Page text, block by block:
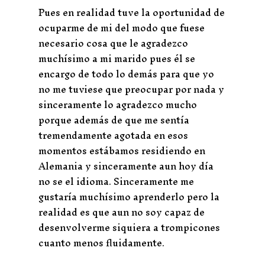
Pues en realidad tuve la oportunidad de
ocuparme de mi del modo que fuese
necesario cosa que le agradezco
muchísimo a mi marido pues él se
encargo de todo lo demás para que yo
no me tuviese que preocupar por nada y
sinceramente lo agradezco mucho
porque además de que me sentía
tremendamente agotada en esos
momentos estábamos residiendo en
Alemania y sinceramente aun hoy día
no se el idioma. Sinceramente me
gustaría muchísimo aprenderlo pero la
realidad es que aun no soy capaz de
desenvolverme siquiera a trompicones
cuanto menos fluidamente.